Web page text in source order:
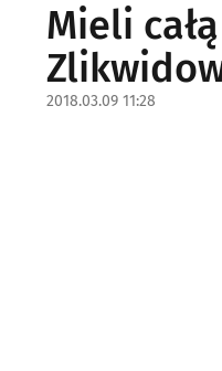
Mieli
2018.03.09 11:28